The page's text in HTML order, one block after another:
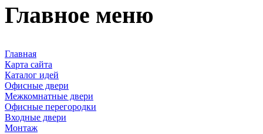
Главное меню
Главная
Карта сайта
Каталог идей
Офисные двери
Межкомнатные двери
Офисные перегородки
Входные двери
Монтаж